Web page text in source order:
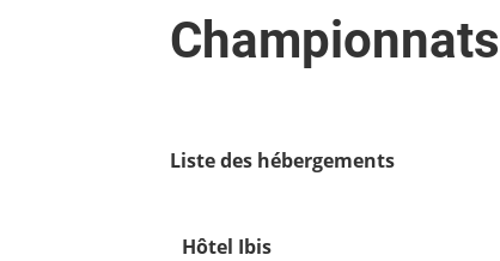
Liste des hébergements
Hôtel Ibis